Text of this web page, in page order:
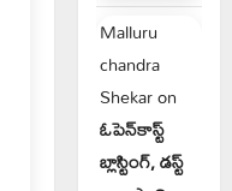
Malluru
chandra
Shekaron
ఓపెన్‌కాస్ట్
బ్లాస్టింగ్, డస్ట్